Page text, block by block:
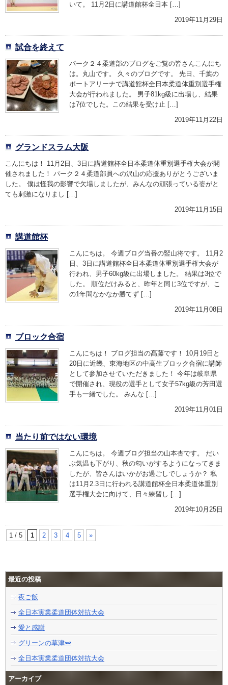
いて。 11月2日に講道館杯全日本 […]
2019年11月29日
試合を終えて
パーク２４柔道部のブログをご覧の皆さんこんにち
は。丸山です。 久々のブログです。 先日、千葉の
ポートアリーナで講道館杯全日本柔道体重別選手権
大会が行われました。 男子81kg級に出場し、結果
は7位でした。この結果を受け止 […]
2019年11月22日
グランドスラム大阪
こんにちは！ 11月2日、3日に講道館杯全日本柔道体重別選手権大会が開
催されました！ パーク２４柔道部員への沢山の応援ありがとうございま
した。 僕は怪我の影響で欠場しましたが、みんなの頑張っている姿がと
ても刺激になりまし […]
2019年11月15日
講道館杯
こんにちは。 今週ブログ当番の竪山将です。 11月2
日、3日に講道館杯全日本柔道体重別選手権大会が
行われ、男子60kg級に出場しました。 結果は3位で
した。 順位だけみると、昨年と同じ3位ですが、こ
の1年間なかなか勝てず […]
2019年11月08日
ブロック合宿
こんにちは！ ブログ担当の髙藤です！ 10月19日と
20日に近畿、東海地区の中高生ブロック合宿に講師
として参加させていただきました！ 今年は岐阜県
で開催され、現役の選手として女子57kg級の芳田選
手も一緒でした。 みんな […]
2019年11月01日
当たり前ではない環境
こんにちは。 今週ブログ担当の山本杏です。 だい
ぶ気温も下がり、秋の匂いがするようになってきま
したが、皆さんはいかがお過ごしでしょうか？ 私
は11月2.3日に行われる講道館杯全日本柔道体重別
選手権大会に向けて、日々練習し […]
2019年10月25日
1 / 5 1 2 3 4 5 »
最近の投稿
夜ご飯
全日本実業柔道団体対抗大会
愛と感謝
グリーンの草津🫛
全日本実業柔道団体対抗大会
アーカイブ